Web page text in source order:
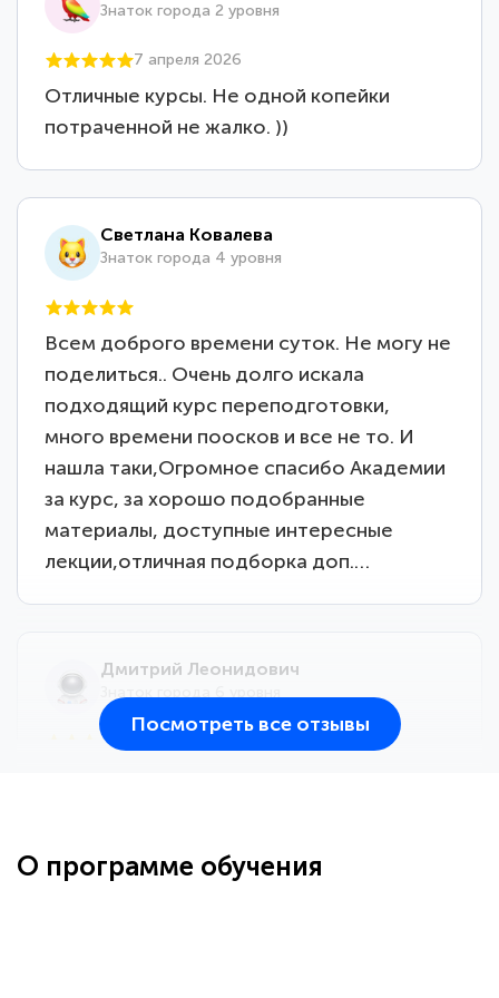
Знаток города 2 уровня
7 апреля 2026
Отличные курсы. Не одной копейки
потраченной не жалко. ))
Светлана Ковалева
Знаток города 4 уровня
Всем доброго времени суток. Не могу не
поделиться.. Очень долго искала
подходящий курс переподготовки,
много времени поосков и все не то. И
нашла таки,Огромное спасибо Академии
за курс, за хорошо подобранные
материалы, доступные интересные
лекции,отличная подборка доп.…
Дмитрий Леонидович
большое количество методических
Посмотреть все отзывы
О программе обучения